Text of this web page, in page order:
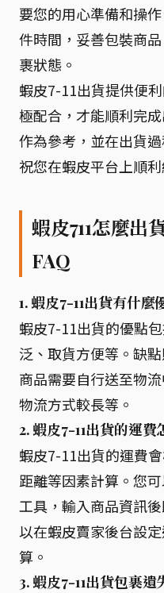
要您的用心準備和操
件時間，妥善包裝商
裹狀態。
蝦皮7-11出貨提供便
極配合，才能順利完
作為參考，並在出貨
祝您在蝦皮平台上順
蝦皮711怎麼出
FAQ
1. 蝦皮7-11出貨有什麼
蝦皮7-11出貨的優點
泛、取貨方便等。缺
商品需要自行送至物
物流方式較長等。
2. 蝦皮7-11出貨的運費
蝦皮7-11出貨的運費
距離等因素計算。您
工具，輸入商品資訊
以在蝦皮賣家後台設
算。
3. 蝦皮7-11出貨包裹遺